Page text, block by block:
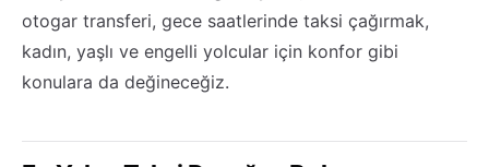
otogar transferi, gece saatlerinde taksi çağırmak,
kadın, yaşlı ve engelli yolcular için konfor gibi
konulara da değineceğiz.